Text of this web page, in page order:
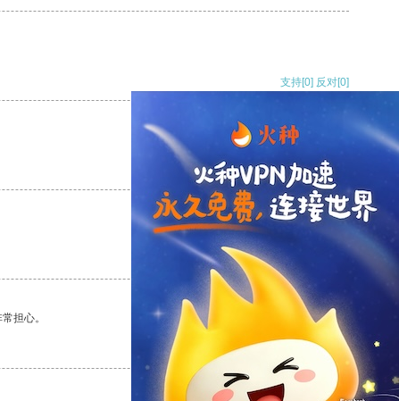
支持[0] 反对[0]
支持[0] 反对
支持
担心。
反对 [0]